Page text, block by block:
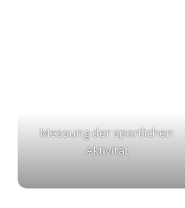
Messung der sportlichen
Aktivität